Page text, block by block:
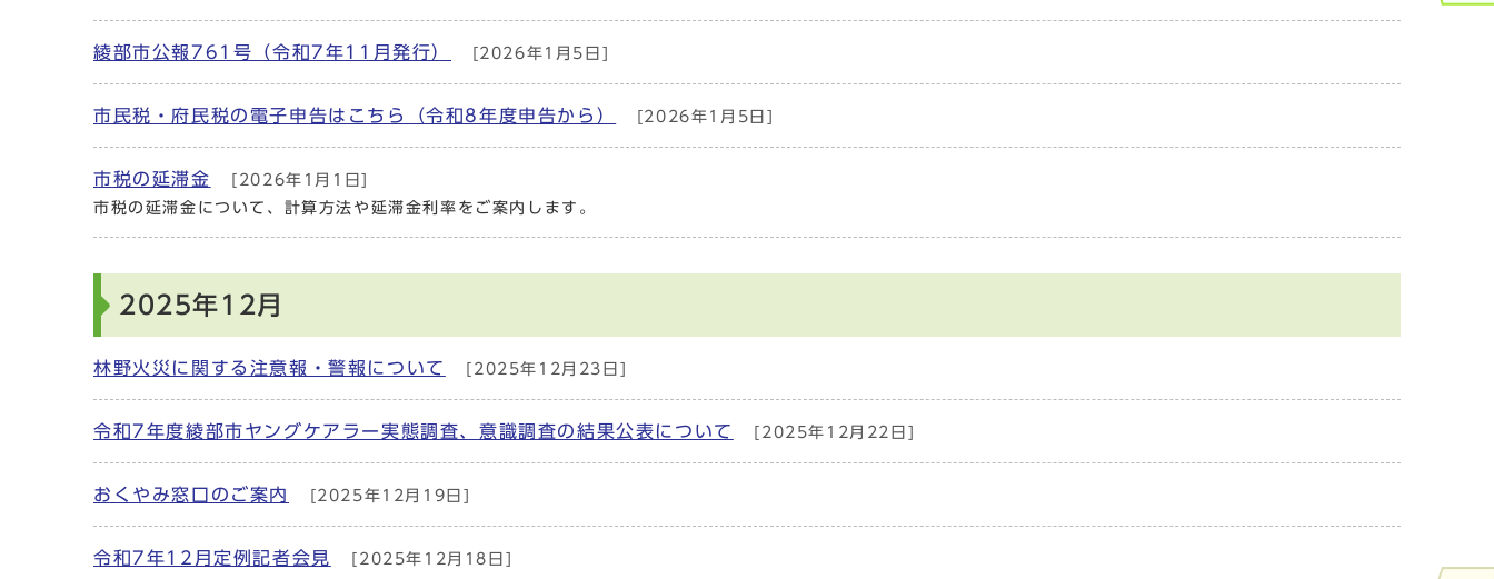
綾部市公報761号（令和7年11月発行） [2026年1月5日]
市民税・府民税の電子申告はこちら（令和8年度申告から） [2026年1月5日]
市税の延滞金 [2026年1月1日]
市税の延滞金について、計算方法や延滞金利率をご案内します。
2025年12月
林野火災に関する注意報・警報について [2025年12月23日]
令和7年度綾部市ヤングケアラー実態調査、意識調査の結果公表について [2025年12月22日]
おくやみ窓口のご案内 [2025年12月19日]
令和7年12月定例記者会見 [2025年12月18日]